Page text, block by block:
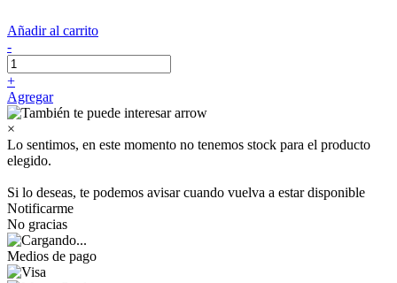
Añadir al carrito
-
+
Agregar
×
Lo sentimos, en este momento no tenemos stock para el producto
elegido.
Si lo deseas, te podemos avisar cuando vuelva a estar disponible
Notificarme
No gracias
Medios de pago